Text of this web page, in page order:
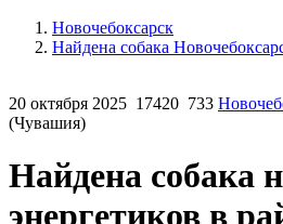
Новочебоксарск
Найдена собака
20 октября 2025 17420 733
(Чувашия)
Найдена собака
энергетиков в